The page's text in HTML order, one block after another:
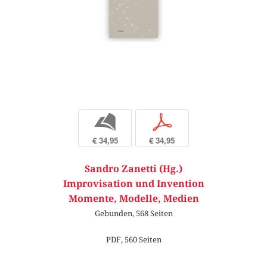
b
€ 34,95
p
€ 34,95
Sandro Zanetti (Hg.)
Improvisation und Invention
Momente, Modelle, Medien
Gebunden, 568 Seiten
PDF, 560 Seiten